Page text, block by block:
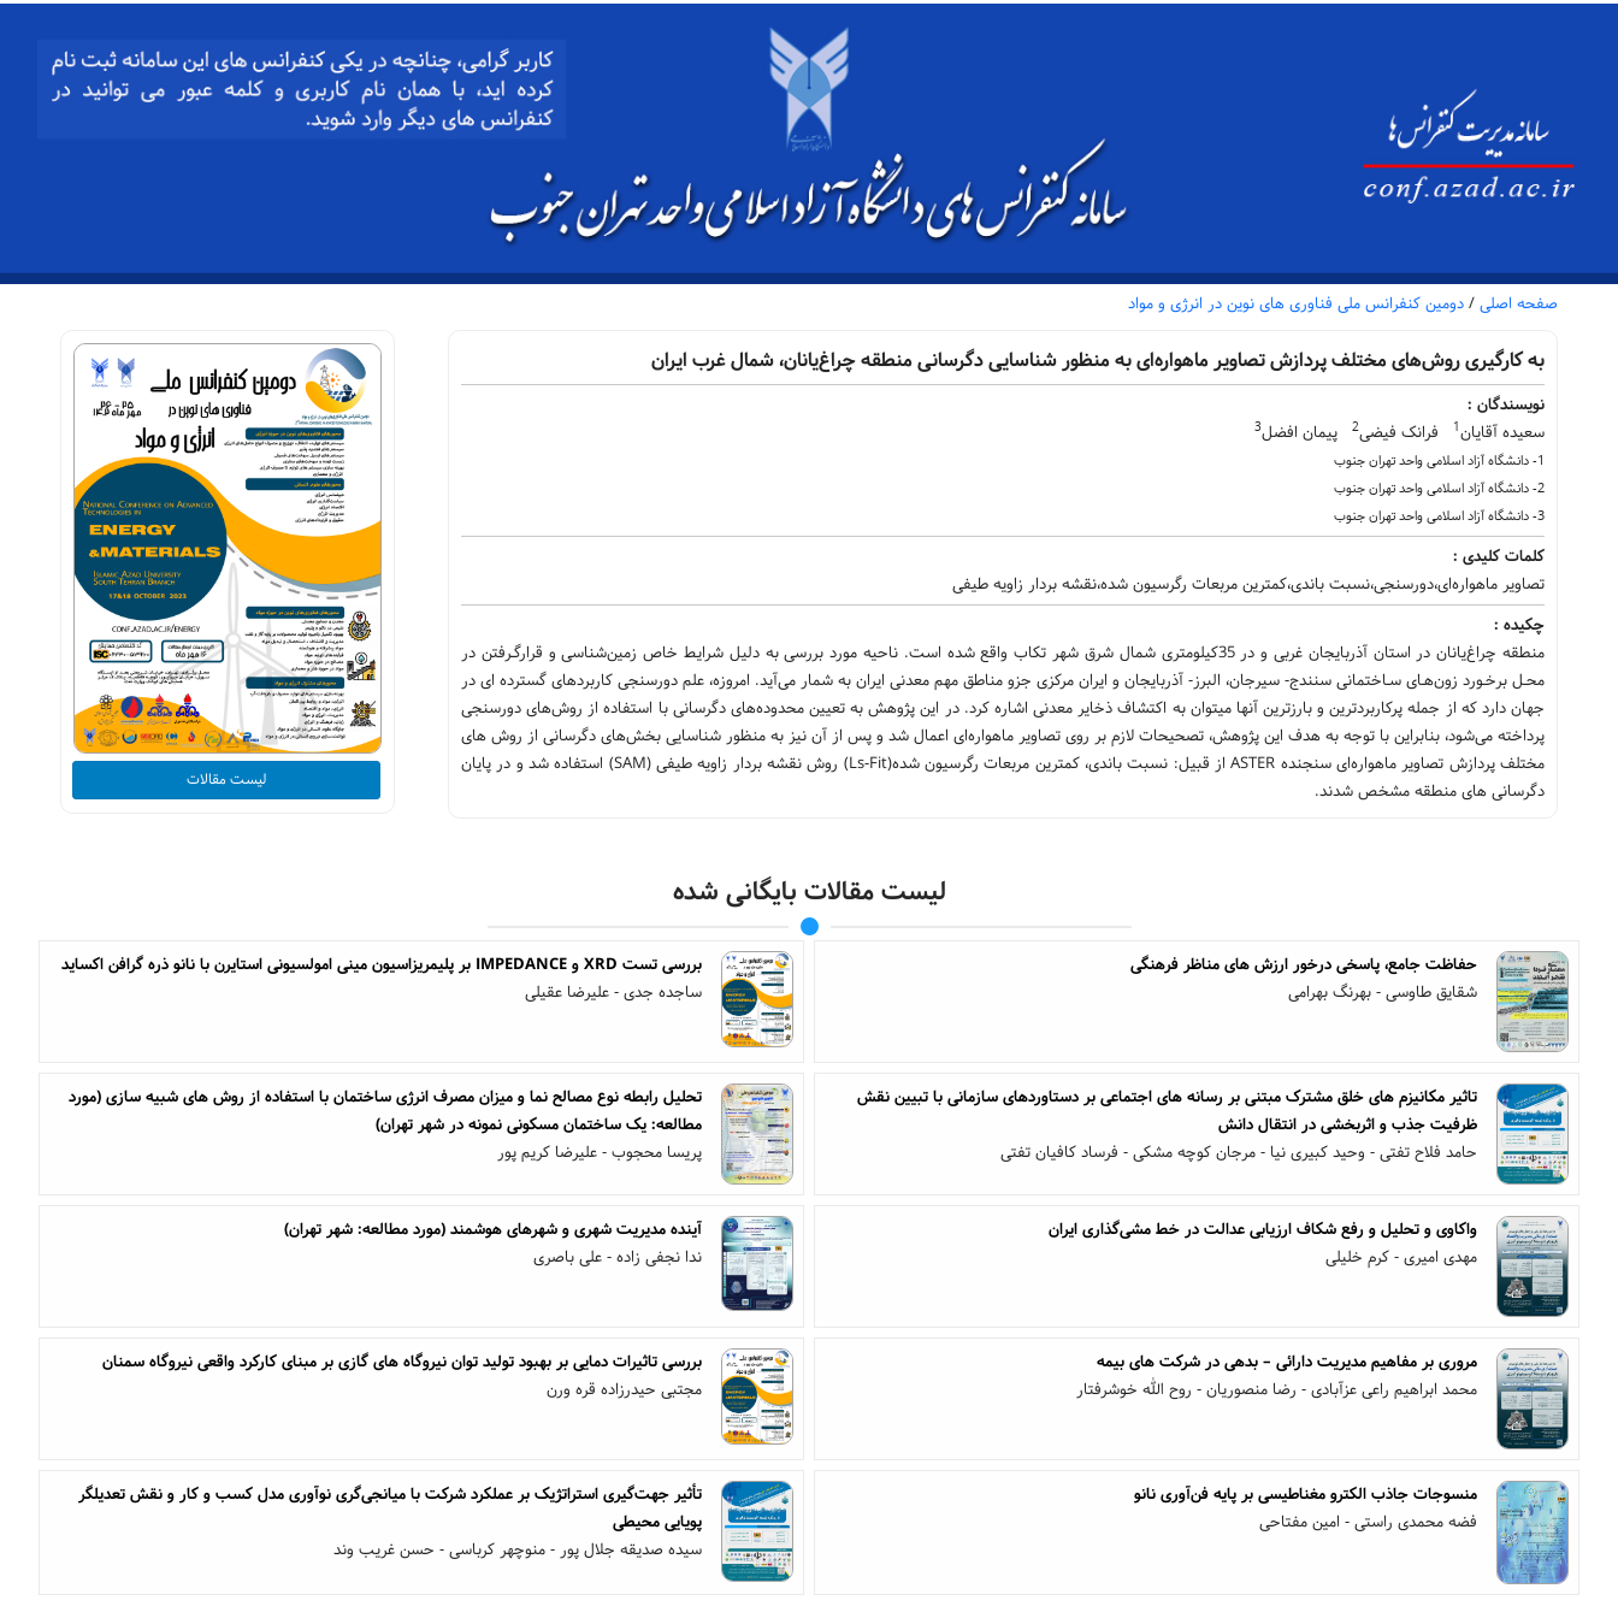
صفحه اصلی / دومین کنفرانس ملی فناوری های نوین در انرژی و مواد
به کارگیری روش‌های مختلف پردازش تصاویر ماهواره‌ای به منظور شناسایی دگرسانی منطقه چراغ‌یانان، شمال غرب ایران
نویسندگان :
سعیده آقایان1 فرانک فیضی2 پیمان افضل3
1- دانشگاه آزاد اسلامی واحد تهران جنوب
2- دانشگاه آزاد اسلامی واحد تهران جنوب
3- دانشگاه آزاد اسلامی واحد تهران جنوب
کلمات کلیدی :
تصاویر ماهواره‌ای،دورسنجی،نسبت باندی،کمترین مربعات رگرسیون شده،نقشه بردار زاویه طیفی
چکیده :
منطقه چراغ‌یانان در استان آذربایجان غربی و در 35کیلومتری شمال شرق شهر تکاب واقع شده است. ناحیه مورد بررسی به دلیل شرایط خاص زمین‌شناسی و قرارگـرفتن در
محـل برخـورد زون‌هـای سـاختمانی سنندج- سیرجان، البرز- آذربایجان و ایران مرکزی جزو مناطق مهم معدنی ایران به شمار می‌آید. امروزه، علم دورسنجی کاربردهای گسترده ای در
جهان دارد که از جمله پرکاربردترین و بارزترین آنها میتوان به اکتشاف ذخایر معدنی اشاره کرد. در این پژوهش به تعیین محدوده‌های دگرسانی با استفاده از روش‌های دورسنجی
پرداخته می‌شود، بنابراین با توجه به هدف این پژوهش، تصحیحات لازم بر روی تصاویر ماهواره‌ای اعمال شد و پس از آن نیز به منظور شناسایی بخش‌های دگرسانی از روش های
مختلف پردازش تصاویر ماهواره‌ای سنجنده ASTER از قبیل: نسبت باندی، کمترین مربعات رگرسیون شده(Ls-Fit) روش نقشه بردار زاویه طیفی (SAM) استفاده شد و در پایان
دگرسانی های منطقه مشخص شدند.
لیست مقالات
لیست مقالات بایگانی شده
حفاظت جامع، پاسخی درخور ارزش های مناظر فرهنگی
شقایق طاوسی - بهرنگ بهرامی
بررسی تست XRD و IMPEDANCE بر پلیمریزاسیون مینی امولسیونی استایرن با نانو ذره گرافن اکساید
ساجده جدی - علیرضا عقیلی
تاثیر مکانیزم های خلق مشترک مبتنی بر رسانه های اجتماعی بر دستاوردهای سازمانی با تبیین نقش
ظرفیت جذب و اثربخشی در انتقال دانش
حامد فلاح تفتی - وحید کبیری نیا - مرجان کوچه مشکی - فرساد کافیان تفتی
تحلیل رابطه نوع مصالح نما و میزان مصرف انرژی ساختمان با استفاده از روش های شبیه سازی (مورد
مطالعه: یک ساختمان مسکونی نمونه در شهر تهران)
پریسا محجوب - علیرضا کریم پور
واکاوی و تحلیل و رفع شکاف ارزیابی عدالت در خط مشی‌گذاری ایران
مهدی امیری - کرم خلیلی
آینده مدیریت شهری و شهرهای هوشمند (مورد مطالعه: شهر تهران)
ندا نجفی زاده - علی باصری
مروری بر مفاهیم مدیریت دارائی – بدهی در شرکت های بیمه
محمد ابراهیم راعی عزآبادی - رضا منصوریان - روح الله خوشرفتار
بررسی تاثیرات دمایی بر بهبود تولید توان نیروگاه های گازی بر مبنای کارکرد واقعی نیروگاه سمنان
مجتبی حیدرزاده قره ورن
منسوجات جاذب الکترو مغناطیسی بر پایه فن‌آوری نانو
فضه محمدی راستی - امین مفتاحی
تأثیر جهت‌گیری استراتژیک بر عملکرد شرکت با میانجی‌گری نوآوری مدل کسب و کار و نقش تعدیلگر
پویایی محیطی
سیده صدیقه جلال پور - منوچهر کرباسی - حسن غریب وند